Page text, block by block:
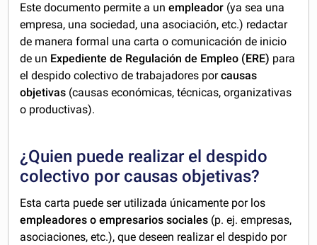
Este documento permite a unempleador (ya sea una
empresa, una sociedad, una asociación, etc.) redactar
de manera formal una carta o comunicación de inicio
de un Expediente de Regulación de Empleo (ERE) para
el despido colectivo de trabajadores porcausas
objetivas (causas económicas, técnicas, organizativas
o productivas).
¿Quien puede realizar el despido
colectivo por causas objetivas?
Esta carta puede ser utilizada únicamente por los
empleadores o empresarios sociales (p. ej. empresas,
asociaciones, etc.), que deseen realizar el despido por